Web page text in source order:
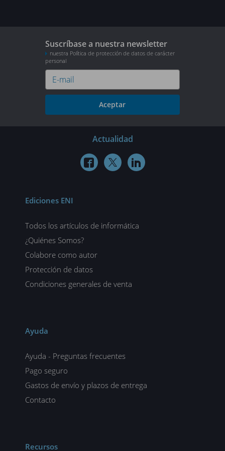
Suscríbase a nuestra newsletter
nuestra Política de protección de datos de carácter
personal
Aceptar
Actualidad
  
Ediciones ENI
Todos los artículos de informática
¿Quiénes Somos?
Colabore como autor
Protección de datos
Condiciones generales de venta
Ayuda
Ayuda - Preguntas frecuentes
Pago seguro
Gastos de envío y plazos de entrega
Contacto
Recursos